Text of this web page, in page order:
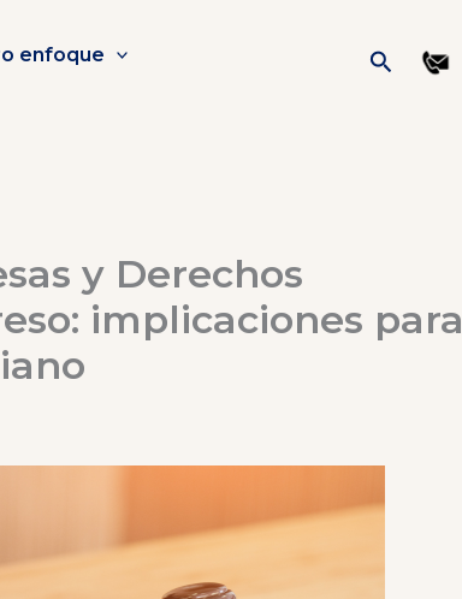
enfoque
Buscar
y Derechos
implicaciones para